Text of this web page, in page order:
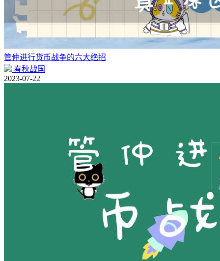
管仲进行货币战争的六大绝招
春秋战国
2023-07-22